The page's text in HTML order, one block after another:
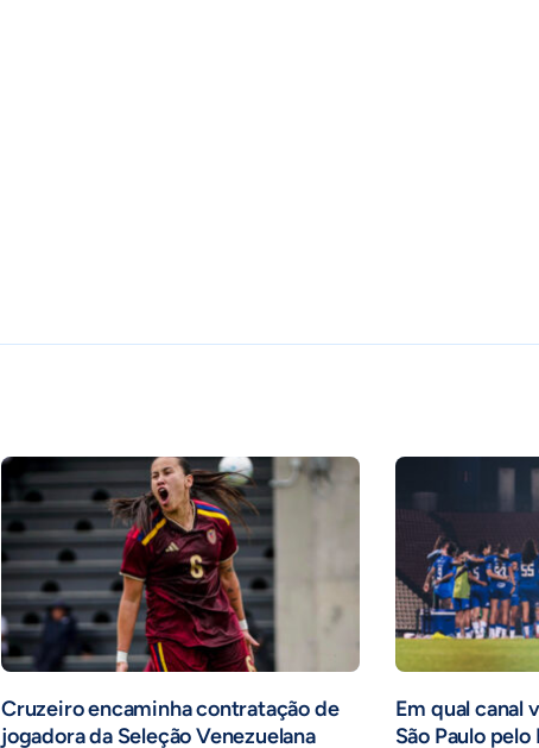
Cruzeiro encaminha contratação de
jogadora da Seleção Venezuelana
Em qual canal
São Paulo